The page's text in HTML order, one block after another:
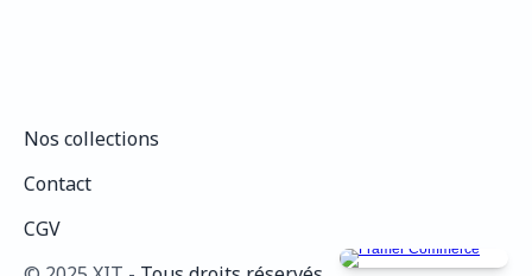
Nos collections
Contact
CGV